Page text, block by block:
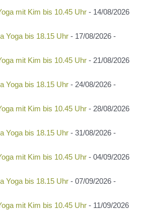
mit Kim bis 10.45 Uhr- 14/08/2026
Yoga bis 18.15 Uhr- 17/08/2026 -
mit Kim bis 10.45 Uhr- 21/08/2026
Yoga bis 18.15 Uhr- 24/08/2026 -
mit Kim bis 10.45 Uhr- 28/08/2026
Yoga bis 18.15 Uhr- 31/08/2026 -
mit Kim bis 10.45 Uhr- 04/09/2026
Yoga bis 18.15 Uhr- 07/09/2026 -
mit Kim bis 10.45 Uhr- 11/09/2026